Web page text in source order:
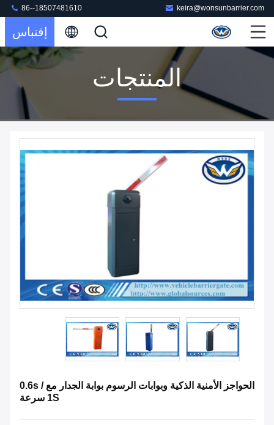
keira@wonsunbarrier.com
86--18507481610
إقتباس
المنتجات
الحواجز الأمنية الذكية وبوابات الرسوم بوابة الجدار مع 0.6s /
1S سرعة